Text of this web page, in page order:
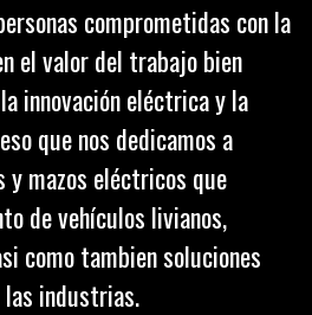
comprometidas con la
el valor del trabajo bien
innovación eléctrica y la
que nos dedicamos a
mazos eléctricos que
de vehículos livianos,
como tambien soluciones
industrias.